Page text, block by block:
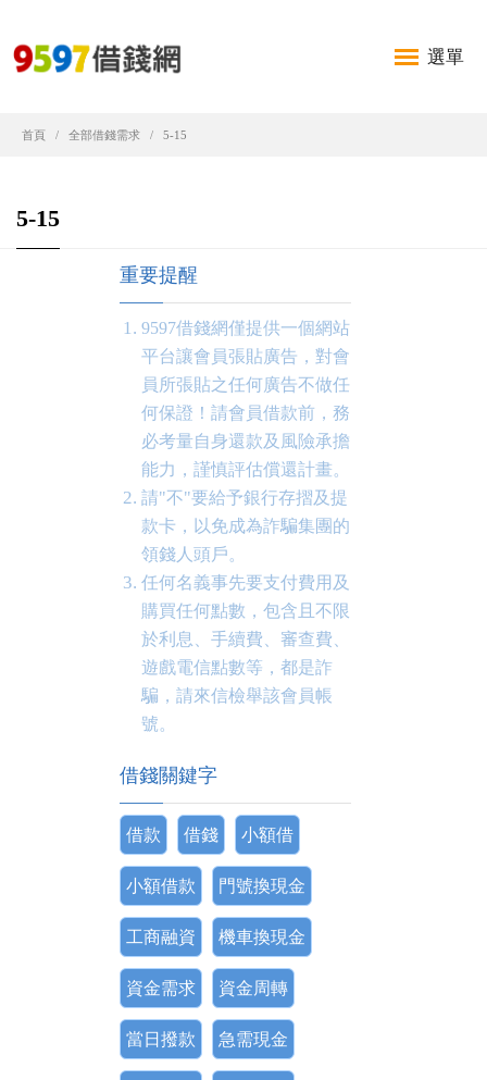
選單
首頁 全部借錢需求 5-15
5-15
重要提醒
9597借錢網僅提供一個網站
平台讓會員張貼廣告，對會
員所張貼之任何廣告不做任
何保證！請會員借款前，務
必考量自身還款及風險承擔
能力，謹慎評估償還計畫。
請"不"要給予銀行存摺及提
款卡，以免成為詐騙集團的
領錢人頭戶。
任何名義事先要支付費用及
購買任何點數，包含且不限
於利息、手續費、審查費、
遊戲電信點數等，都是詐
騙，請來信檢舉該會員帳
號。
借錢關鍵字
借款 借錢 小額借
小額借款 門號換現金
工商融資 機車換現金
資金需求 資金周轉
當日撥款 急需現金